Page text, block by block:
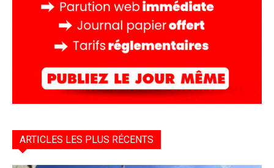
ARTICLES LES PLUS RÉCENTS